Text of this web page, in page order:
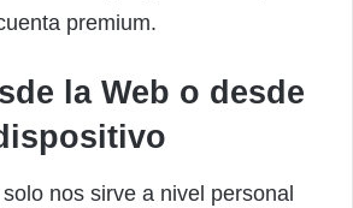
premium.
la Web o desde
nos sirve a nivel personal